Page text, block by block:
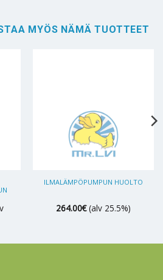
MYÖS NÄMÄ TUOTTEET
ILMALÄMPÖPUMPUN HUOLTO
264.00€ (alv 25.5%)